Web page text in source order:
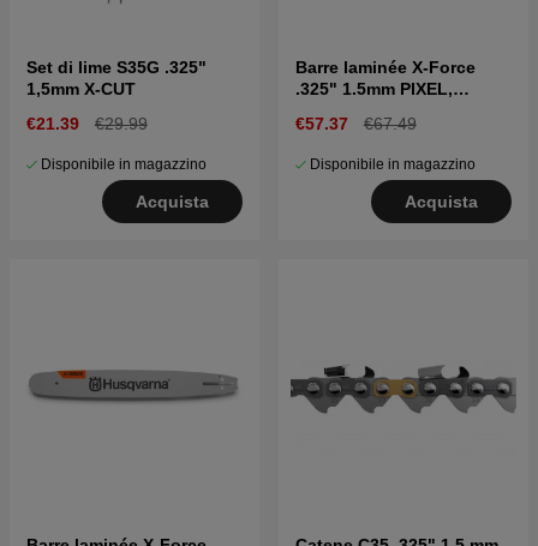
Set di lime S35G .325"
1,5mm X-CUT
€21.39
€29.99
Disponibile in magazzino
Acquista
Barre laminée X-Force
.325" 1.5mm PIXEL,
piccola 16"
€57.37 €67.49
Disponibile in magazzino
Acquista